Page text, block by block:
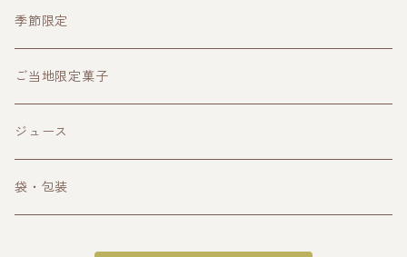
長野ワイン
クラフトビール
その他お酒
季節限定
ご当地限定菓子
ジュース
袋・包装